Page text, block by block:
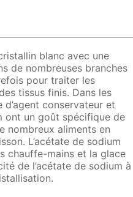
blanc avec une
de nombreuses branches
pour traiter les
tissus finis. Dans les
conservateur et
ont un goût spécifique de
nombreux aliments en
L’acétate de sodium
chauffe-mains et la glace
de l’acétate de sodium à